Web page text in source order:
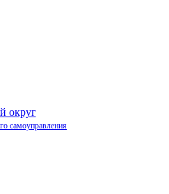
округ
самоуправления